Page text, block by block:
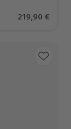
Aktueller
219,90 €